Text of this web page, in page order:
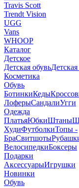
Travis Scott
Trendt Vision
UGG
Vans
WHOOP
Каталог
Детское
Детская обувь
Косметика
Обувь
БотинкиКеды
ЛоферыСандалиУгги
Одежда
ПлатьяЮбкиШтаны
ХудиФутболкиТопы -
БраСвитшоты
ВелосипедкиБоксеры
Подарки
АксессуарыИгрушки
Новинки
Обувь